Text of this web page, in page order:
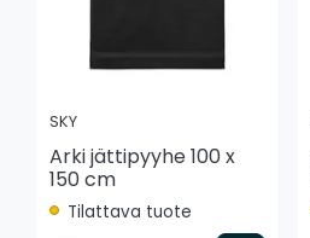
SKY
Arki jättipyyhe 100 x
150 cm
Tilattava tuote